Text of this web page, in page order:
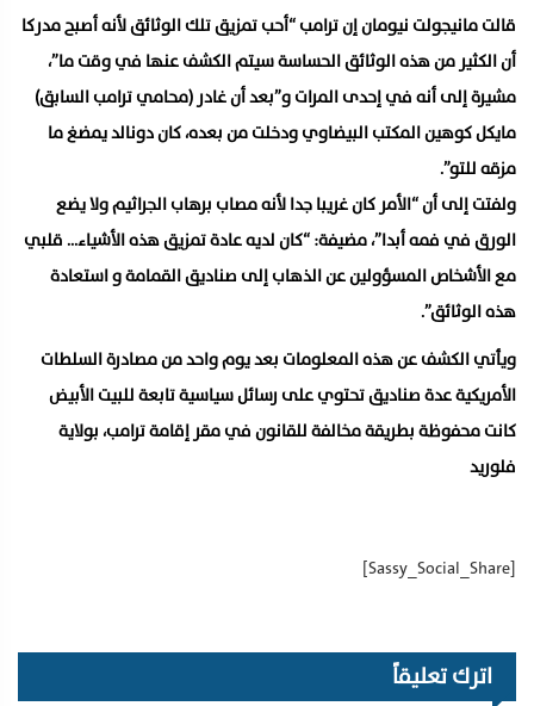
قالت مانيجولت نيومان إن ترامب “أحب تمزيق تلك الوثائق لأنه أصبح مدركا
أن الكثير من هذه الوثائق الحساسة سيتم الكشف عنها في وقت ما”،
مشيرة إلى أنه في إحدى المرات و”بعد أن غادر (محامي ترامب السابق)
مايكل كوهين المكتب البيضاوي ودخلت من بعده، كان دونالد يمضغ ما
مزقه للتو”.
ولفتت إلى أن “الأمر كان غريبا جدا لأنه مصاب برهاب الجراثيم ولا يضع
الورق في فمه أبدا”، مضيفة: “كان لديه عادة تمزيق هذه الأشياء… قلبي
مع الأشخاص المسؤولين عن الذهاب إلى صناديق القمامة و استعادة
هذه الوثائق”.
ويأتي الكشف عن هذه المعلومات بعد يوم واحد من مصادرة السلطات
الأمريكية عدة صناديق تحتوي على رسائل سياسية تابعة للبيت الأبيض
كانت محفوظة بطريقة مخالفة للقانون في مقر إقامة ترامب، بولاية
فلوريد
[Sassy_Social_Share]
اترك تعليقاً